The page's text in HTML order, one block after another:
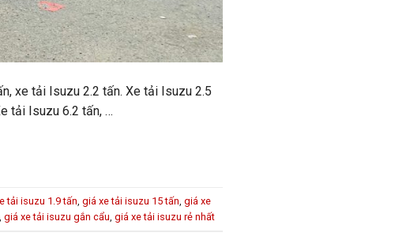
xe tải Isuzu 2.2 tấn. Xe tải Isuzu 2.5
tải Isuzu 6.2 tấn, …
tải isuzu 1.9 tấn giá xe tải isuzu 15 tấn giá xe
giá xe tải isuzu gắn cẩu giá xe tải isuzu rẻ nhất